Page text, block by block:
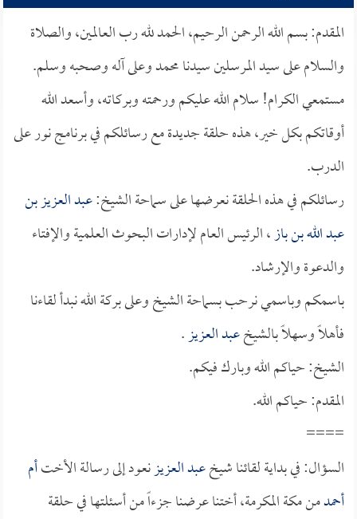
المقدم: بسم الله الرحمن الرحيم، الحمد لله رب العالمين، والصلاة
والسلام على سيد المرسلين سيدنا محمد وعلى آله وصحبه وسلم.
مستمعي الكرام! سلام الله عليكم ورحمته وبركاته، وأسعد الله
أوقاتكم بكل خير، هذه حلقة جديدة مع رسائلكم في برنامج نور على
الدرب.
رسائلكم في هذه الحلقة نعرضها على سماحة الشيخ:عبد العزيز بن
عبد الله بن باز، الرئيس العام لإدارات البحوث العلمية والإفتاء
والدعوة والإرشاد.
باسمكم وباسمي نرحب بسماحة الشيخ وعلى بركة الله نبدأ لقاءنا
فأهلاً وسهلاً بالشيخعبد العزيز.
الشيخ: حياكم الله وبارك فيكم.
المقدم: حياكم الله.
====
السؤال: في بداية لقائنا شيخعبد العزيزنعود إلى رسالة الأختأم
أحمدمن مكة المكرمة، أختنا عرضنا جزءاً من أسئلتها في حلقة